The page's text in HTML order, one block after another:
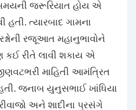
જરૂરિયાત હોય એ
ત્યારબાદ ગામના
રજૂઆત મહાનુભાવોને
કઈ રીતે લાવી શકાય એ
માહિતી આમંત્રિત
જનાબ યુનુસભાઈ ખાંધિયા
અને શાદીના પ્રસંગે